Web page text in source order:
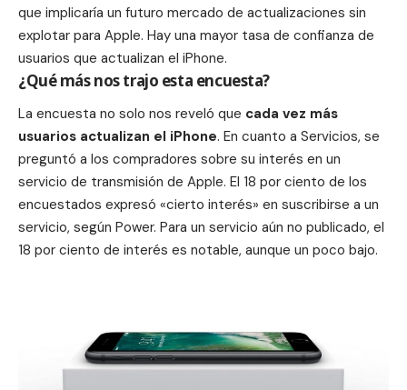
que implicaría un futuro mercado de actualizaciones sin
explotar para Apple. Hay una mayor tasa de confianza de
usuarios que actualizan el iPhone.
¿Qué más nos trajo esta encuesta?
La encuesta no solo nos reveló que cada vez más
usuarios actualizan el iPhone. En cuanto a Servicios, se
preguntó a los compradores sobre su interés en un
servicio de transmisión de Apple. El 18 por ciento de los
encuestados expresó «cierto interés» en suscribirse a un
servicio, según Power. Para un servicio aún no publicado, el
18 por ciento de interés es notable, aunque un poco bajo.